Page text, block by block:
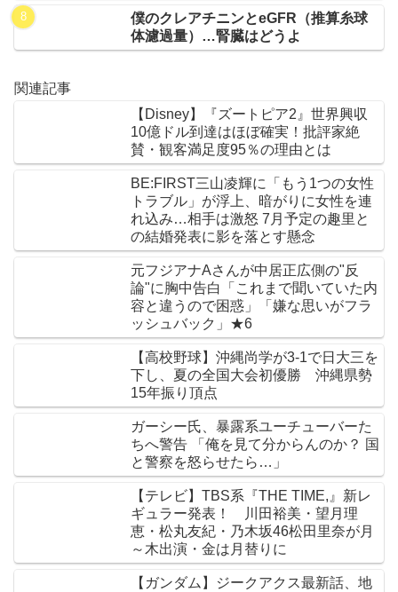
僕のクレアチニンとeGFR（推算糸球
体濾過量）…腎臓はどうよ
関連記事
【Disney】『ズートピア2』世界興収
10億ドル到達はほぼ確実！批評家絶
賛・観客満足度95％の理由とは
BE:FIRST三山凌輝に「もう1つの女性
トラブル」が浮上、暗がりに女性を連
れ込み…相手は激怒 7月予定の趣里と
の結婚発表に影を落とす懸念
元フジアナAさんが中居正広側の"反
論"に胸中告白「これまで聞いていた内
容と違うので困惑」「嫌な思いがフラ
ッシュバック」★6
【高校野球】沖縄尚学が3-1で日大三を
下し、夏の全国大会初優勝 沖縄県勢
15年振り頂点
ガーシー氏、暴露系ユーチューバーた
ちへ警告 「俺を見て分からんのか？ 国
と警察を怒らせたら…」
【テレビ】TBS系『THE TIME,』新レ
ギュラー発表！ 川田裕美・望月理
恵・松丸友紀・乃木坂46松田里奈が月
～木出演・金は月替りに
【ガンダム】ジークアクス最新話、地